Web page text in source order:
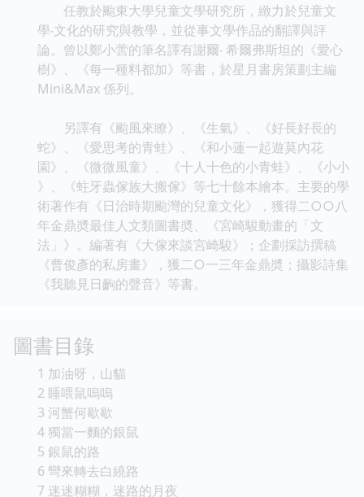
任教於颱東大學兒童文學研究所，緻力於兒童文
學‧文化的研究與教學，並從事文學作品的翻譯與評
論。曾以鄭小蕓的筆名譯有謝爾‧ 希爾弗斯坦的《愛心
樹》、《每一種料都加》等書，於星月書房策劃主編
Mini&Max 係列。
另譯有《颱風來瞭》、《生氣》、《好長好長的
蛇》、《愛思考的青蛙》、《和小蓮一起遊莫內花
園》、《微微風童》、《十人十色的小青蛙》、《小小
》、《蛀牙蟲傢族大搬傢》等七十餘本繪本。主要的學
術著作有《日治時期颱灣的兒童文化》，獲得二○○八
年金鼎奬最佳人文類圖書奬、《宮崎駿動畫的「文
法」》。編著有《大傢來談宮崎駿》；企劃採訪撰稿
《曹俊彥的私房畫》，獲二○一三年金鼎奬；攝影詩集
《我聽見日齣的聲音》等書。
圖書目錄
1 加油呀，山貓
2 睡喂鼠嗚嗚
3 河蟹何歇歇
4 獨當一麵的銀鼠
5 銀鼠的路
6 彎來轉去白繞路
7 迷迷糊糊，迷路的月夜